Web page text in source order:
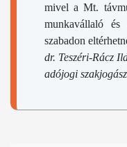
mivel a Mt.
munkavállaló és
szabadon
dr. Teszéri-Rácz
adójogi